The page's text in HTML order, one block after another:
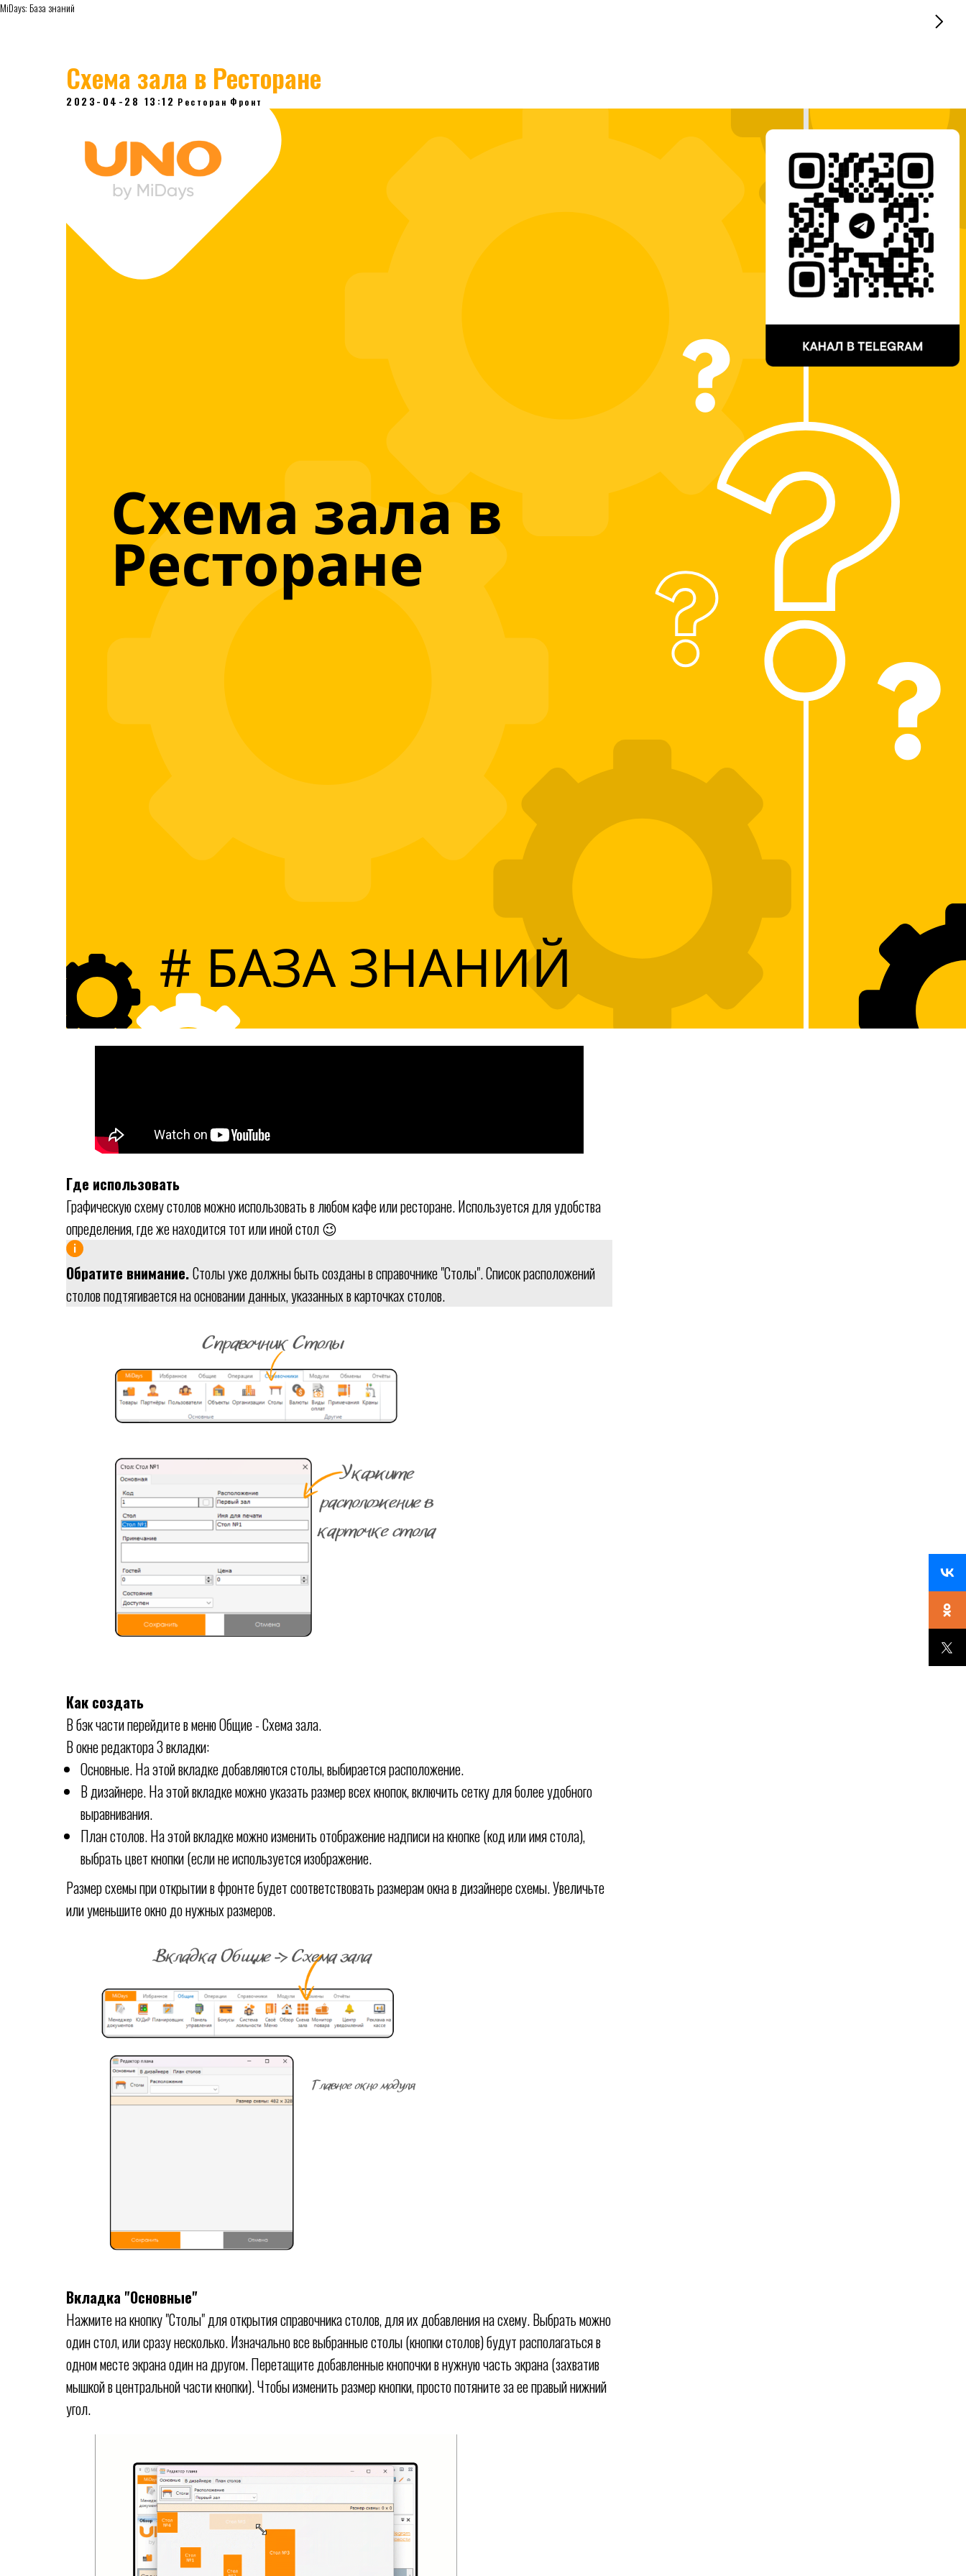
MiDays: База знаний
Схема зала в Ресторане
2023-04-28 13:12 Ресторан Фронт
Где использовать
Графическую схему столов можно использовать в любом кафе или ресторане. Используется для удобства
определения, где же находится тот или иной стол 😉
Обратите внимание.Столы уже должны быть созданы в справочнике "Столы". Список расположений
столов подтягивается на основании данных, указанных в карточках столов.
Как создать
В бэк части перейдите в меню Общие - Схема зала.
В окне редактора 3 вкладки:
Основные. На этой вкладке добавляются столы, выбирается расположение.
В дизайнере. На этой вкладке можно указать размер всех кнопок, включить сетку для более удобного
выравнивания.
План столов. На этой вкладке можно изменить отображение надписи на кнопке (код или имя стола),
выбрать цвет кнопки (если не используется изображение.
Размер схемы при открытии в фронте будет соответствовать размерам окна в дизайнере схемы. Увеличьте
или уменьшите окно до нужных размеров.
Вкладка "Основные"
Нажмите на кнопку "Столы" для открытия справочника столов, для их добавления на схему. Выбрать можно
один стол, или сразу несколько. Изначально все выбранные столы (кнопки столов) будут располагаться в
одном месте экрана один на другом. Перетащите добавленные кнопочки в нужную часть экрана (захватив
мышкой в центральной части кнопки). Чтобы изменить размер кнопки, просто потяните за ее правый нижний
угол.